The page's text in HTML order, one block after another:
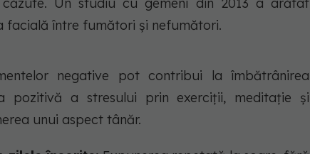
facială între fumători și nefumători.
negative pot contribui la îmbătrânirea
pozitivă a stresului prin exerciții, meditație și
unui aspect tânăr.